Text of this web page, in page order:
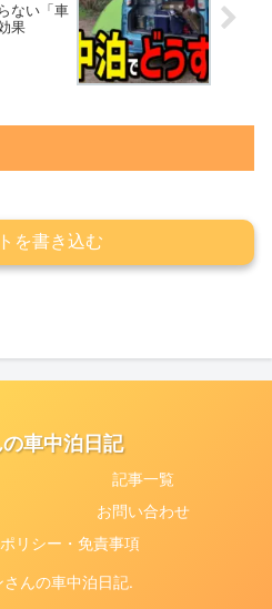
ない「車
果
を書き込む
の車中泊日記
記事一覧
お問い合わせ
リシー・免責事項
んの車中泊日記.